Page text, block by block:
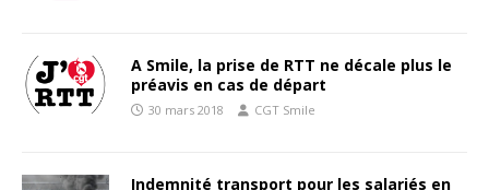
A Smile, la prise de RTT ne décale plus le
préavis en cas de départ
30 mars 2018 CGT Smile
Indemnité transport pour les salariés en